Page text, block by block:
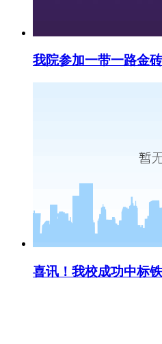
我院参加一带一路金
喜讯！我校成功中标